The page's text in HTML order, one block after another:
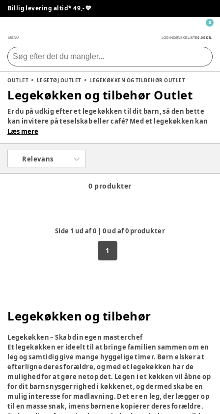
Billig levering altid* 49,- 💙
MENU LOG INDØNSKELISTE0,00 KR.
0
OUTLET LEGETØJ OUTLET LEGEKØKKEN OG TILBEHØR OUTLET
Legekøkken og tilbehør Outlet
Er du på udkig efter et legekøkken til dit barn, så den bette
kan invitere på teselskab eller café? Med et legekøkken kan
dit barn bruge timevis på at efterligne de voksnes verden -
udvikling. Vi forhandler legekøkkener af de populære
mærker som Sebra, Tiny Republic, Hape, Kidkraft, Kids
Concept, Dantoy og mange flere. Gå på opdagelse i hele
husets mindste kok herunder.
Læs mere
Relevans
0 produkter
Side 1 ud af0 | 0ud af0 produkter
1
Legekøkken og tilbehør
Legekøkken – Skab din egen masterchef
Et legekøkken er ideelt til at bringe familien sammen om en
leg og samtidig give mange hyggelige timer. Børn elsker at
efterligne deres forældre, og med et legekøkken har de
mulighed for at gøre netop det. Legen i et køkken vil åbne op
for dit barns nysgerrighed i køkkenet, og dermed skabe en
mulig interesse for madlavning. Det er en leg, der lægger op
til en masse snak, imens børnene kopierer deres forældre.